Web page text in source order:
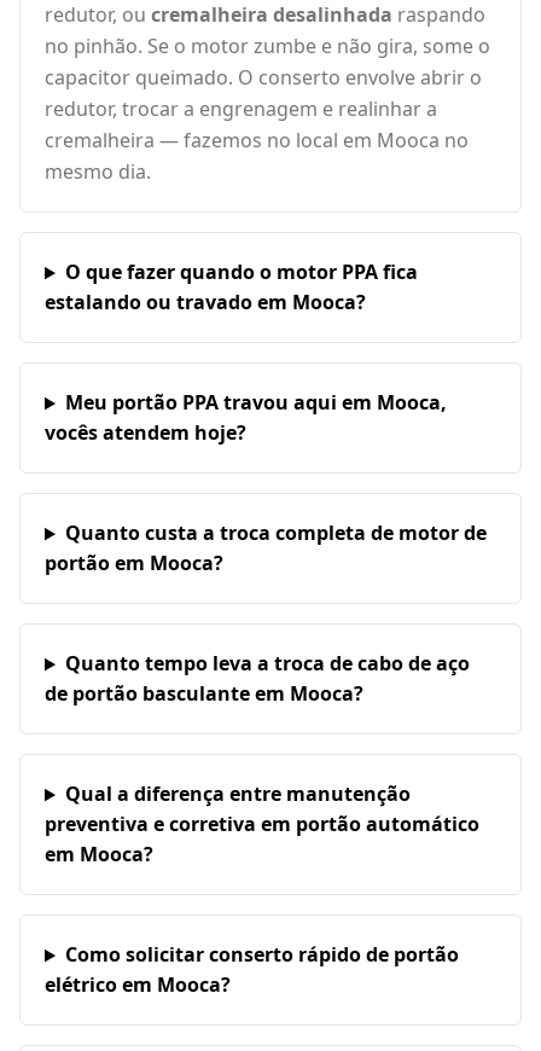
redutor, ou cremalheira desalinhada raspando
no pinhão. Se o motor zumbe e não gira, some o
capacitor queimado. O conserto envolve abrir o
redutor, trocar a engrenagem e realinhar a
cremalheira — fazemos no local em Mooca no
mesmo dia.
O que fazer quando o motor PPA fica
estalando ou travado em Mooca?
Meu portão PPA travou aqui em Mooca,
vocês atendem hoje?
Quanto custa a troca completa de motor de
portão em Mooca?
Quanto tempo leva a troca de cabo de aço
de portão basculante em Mooca?
Qual a diferença entre manutenção
preventiva e corretiva em portão automático
em Mooca?
Como solicitar conserto rápido de portão
elétrico em Mooca?